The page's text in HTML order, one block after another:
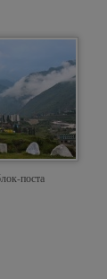
поста